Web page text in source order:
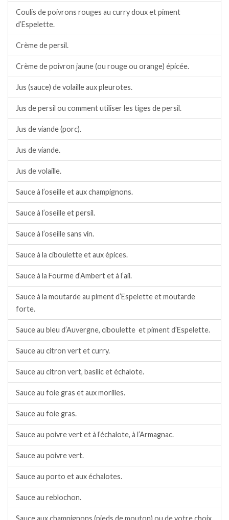
Coulis de poivrons rouges au curry doux et piment
d’Espelette.
Crème de persil.
Crème de poivron jaune (ou rouge ou orange) épicée.
Jus (sauce) de volaille aux pleurotes.
Jus de persil ou comment utiliser les tiges de persil.
Jus de viande (porc).
Jus de viande.
Jus de volaille.
Sauce à l’oseille et aux champignons.
Sauce à l’oseille et persil.
Sauce à l’oseille sans vin.
Sauce à la ciboulette et aux épices.
Sauce à la Fourme d’Ambert et à l’ail.
Sauce à la moutarde au piment d’Espelette et moutarde
forte.
Sauce au bleu d’Auvergne, ciboulette et piment d’Espelette.
Sauce au citron vert et curry.
Sauce au citron vert, basilic et échalote.
Sauce au foie gras et aux morilles.
Sauce au foie gras.
Sauce au poivre vert et à l’échalote, à l’Armagnac.
Sauce au poivre vert.
Sauce au porto et aux échalotes.
Sauce au reblochon.
Sauce aux champignons (pieds de mouton) ou de votre choix.